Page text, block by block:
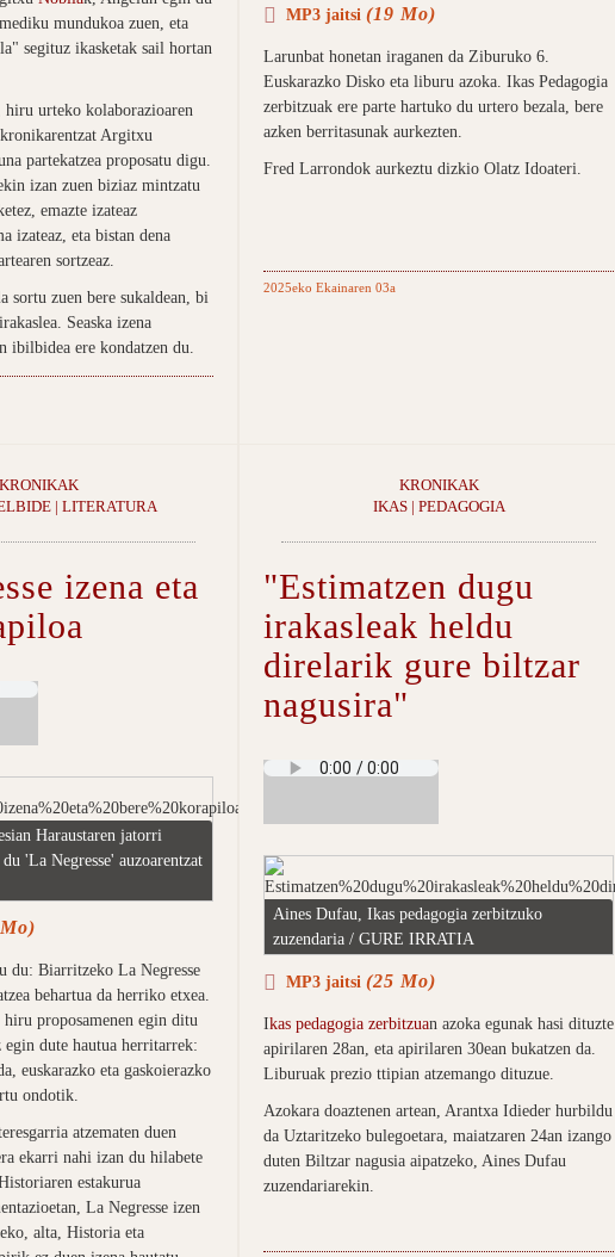
mundukoa zuen, eta
segituz ikasketak sail hortan
urteko kolaborazioaren
Argitxu
partekatzea proposatu digu.
izan zuen biziaz mintzatu
emazte izateaz
izateaz, eta bistan dena
sortzeaz.
sortu zuen bere sukaldean, bi
Seaska izena
ibilbidea ere kondatzen du.
MP3 jaitsi (19 Mo)
Larunbat honetan iraganen da Ziburuko 6.
Euskarazko Disko eta liburu azoka. Ikas Pedagogia
zerbitzuak ere parte hartuko du urtero bezala, bere
azken berritasunak aurkezten.
Fred Larrondok aurkeztu dizkio Olatz Idoateri.
2025eko Ekainaren 03a
KRONIKAK
| LITERATURA
izena eta
Haraustaren jatorri
'La Negresse' auzoarentzat
du: Biarritzeko La Negresse
behartua da herriko etxea.
proposamenen egin ditu
dute hautua herritarrek:
euskarazko eta gaskoierazko
ondotik.
atzematen duen
ekarri nahi izan du hilabete
estakurua
La Negresse izen
alta, Historia eta
KRONIKAK
IKAS | PEDAGOGIA
"Estimatzen dugu
irakasleak heldu
direlarik gure biltzar
nagusira"
Aines Dufau, Ikas pedagogia zerbitzuko
zuzendaria / GURE IRRATIA
MP3 jaitsi (25 Mo)
Ikas pedagogia zerbitzuan azoka egunak hasi dituzte
apirilaren 28an, eta apirilaren 30ean bukatzen da.
Liburuak prezio ttipian atzemango dituzue.
Azokara doaztenen artean, Arantxa Idieder hurbildu
da Uztaritzeko bulegoetara, maiatzaren 24an izango
duten Biltzar nagusia aipatzeko, Aines Dufau
zuzendariarekin.